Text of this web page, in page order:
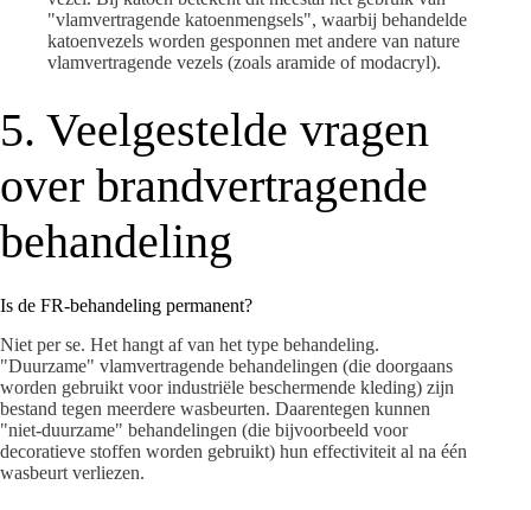
"vlamvertragende katoenmengsels", waarbij behandelde
katoenvezels worden gesponnen met andere van nature
vlamvertragende vezels (zoals aramide of modacryl).
5. Veelgestelde vragen
over brandvertragende
behandeling
Is de FR-behandeling permanent?
Niet per se. Het hangt af van het type behandeling.
"Duurzame" vlamvertragende behandelingen (die doorgaans
worden gebruikt voor industriële beschermende kleding) zijn
bestand tegen meerdere wasbeurten. Daarentegen kunnen
"niet-duurzame" behandelingen (die bijvoorbeeld voor
decoratieve stoffen worden gebruikt) hun effectiviteit al na één
wasbeurt verliezen.